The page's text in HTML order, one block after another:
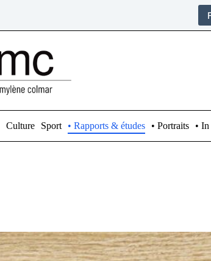
Culture Sport • Rapports & études • Portraits •